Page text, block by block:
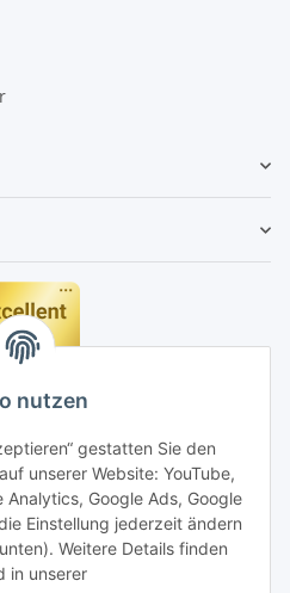
nutzen
gestatten Sie den
unserer Website: YouTube,
Analytics, Google Ads, Google
Einstellung jederzeit ändern
Weitere Details finden
in unserer